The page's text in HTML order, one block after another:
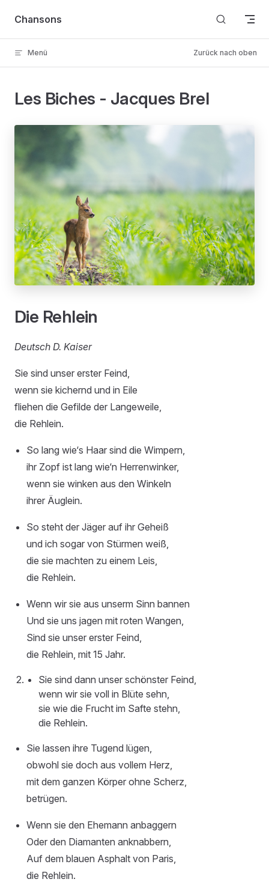
Skip to content
Chansons
Menü Zurück nach oben
Les Biches - Jacques Brel
Die Rehlein
Deutsch D. Kaiser
Sie sind unser erster Feind,
wenn sie kichernd und in Eile
fliehen die Gefilde der Langeweile,
die Rehlein.
So lang wie‘s Haar sind die Wimpern,
ihr Zopf ist lang wie‘n Herrenwinker,
wenn sie winken aus den Winkeln
ihrer Äuglein.
So steht der Jäger auf ihr Geheiß
und ich sogar von Stürmen weiß,
die sie machten zu einem Leis,
die Rehlein.
Wenn wir sie aus unserm Sinn bannen
Und sie uns jagen mit roten Wangen,
Sind sie unser erster Feind,
die Rehlein, mit 15 Jahr.
Sie sind dann unser schönster Feind,
wenn wir sie voll in Blüte sehn,
sie wie die Frucht im Safte stehn,
die Rehlein.
Sie lassen ihre Tugend lügen,
obwohl sie doch aus vollem Herz,
mit dem ganzen Körper ohne Scherz,
betrügen.
Wenn sie den Ehemann anbaggern
Oder den Diamanten anknabbern,
Auf dem blauen Asphalt von Paris,
die Rehlein.